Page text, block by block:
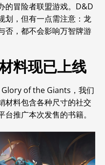
的冒险者联盟游戏。D&D
划，但有一点需注意：龙
否，都不会影响万智牌游
料现已上线
of the Giants，我们
材料包含各种尺寸的社交
推广本次发售的书籍。